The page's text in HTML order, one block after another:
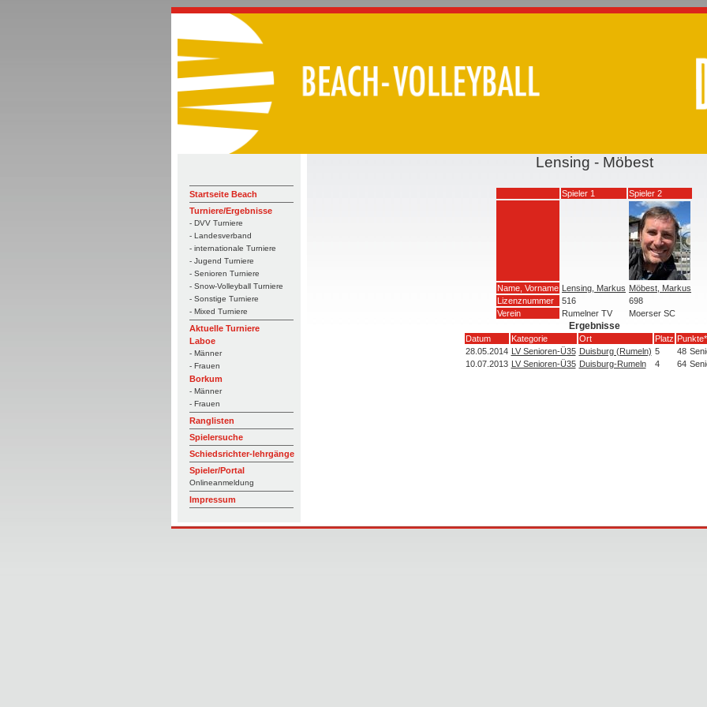
Startseite Beach
Turniere/Ergebnisse
- DVV Turniere
- Landesverband
- internationale Turniere
- Jugend Turniere
- Senioren Turniere
- Snow-Volleyball Turniere
- Sonstige Turniere
- Mixed Turniere
Aktuelle Turniere
Laboe
- Männer
- Frauen
Borkum
- Männer
- Frauen
Ranglisten
Spielersuche
Schiedsrichter-lehrgänge
Spieler/Portal
Onlineanmeldung
Impressum
Lensing - Möbest
Spieler 1 Spieler 2
Name, Vorname Lensing, Markus Möbest, Markus
Lizenznummer
516
698
Verein
Rumelner TV Moerser SC
Ergebnisse
Datum Kategorie Ort Platz Punkte*
28.05.2014 LV Senioren-Ü35 Duisburg (Rumeln) 5 48
10.07.2013 LV Senioren-Ü35 Duisburg-Rumeln 4 64